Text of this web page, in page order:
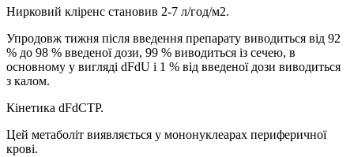
Нирковий кліренс становив 2-7 л/год/м2.
Упродовж тижня після введення препарату виводиться від 92
% до 98 % введеної дози, 99 % виводиться із сечею, в
основному у вигляді dFdU і 1 % від введеної дози виводиться
з калом.
Кінетика dFdCTP.
Цей метаболіт виявляється у мононуклеарах периферичної
крові.